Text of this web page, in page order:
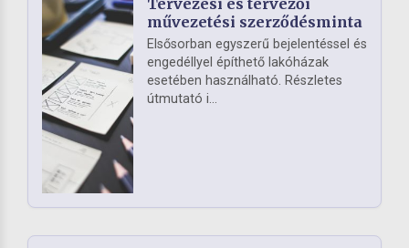
művezetési szerződésminta
Elsősorban egyszerű bejelentéssel és
engedéllyel építhető lakóházak
esetében használható. Részletes
útmutató i...